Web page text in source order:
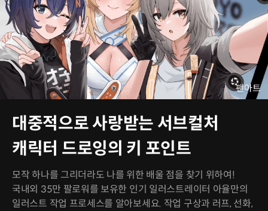
대중적으로 사랑받는 서브컬처
캐릭터 드로잉의 키 포인트
모작 하나를 그리더라도 나를 위한 배울 점을 찾기 위하여!
국내외 35만 팔로워를 보유한 인기 일러스트레이터 아율만의
일러스트 작업 프로세스를 알아보세요. 작업 구상과 러프, 선화,